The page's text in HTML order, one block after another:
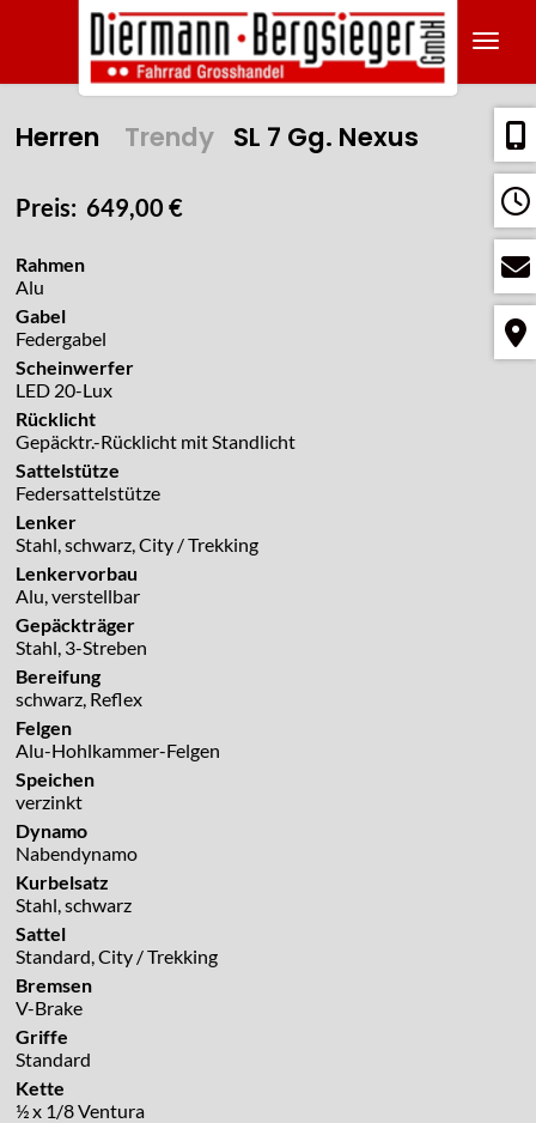
Herren Trendy SL 7 Gg. Nexus
Preis: 649,00 €
Rahmen
Alu
Gabel
Federgabel
Scheinwerfer
LED 20-Lux
Rücklicht
Gepäcktr.-Rücklicht mit Standlicht
Sattelstütze
Federsattelstütze
Lenker
Stahl, schwarz, City / Trekking
Lenkervorbau
Alu, verstellbar
Gepäckträger
Stahl, 3-Streben
Bereifung
schwarz, Reflex
Felgen
Alu-Hohlkammer-Felgen
Speichen
verzinkt
Dynamo
Nabendynamo
Kurbelsatz
Stahl, schwarz
Sattel
Standard, City / Trekking
Bremsen
V-Brake
Griffe
Standard
Kette
½ x 1/8 Ventura